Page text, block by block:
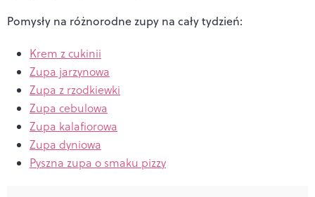
Pomysły na różnorodne zupy na cały tydzień:
Krem z cukinii
Zupa jarzynowa
Zupa z rzodkiewki
Zupa cebulowa
Zupa kalafiorowa
Zupa dyniowa
Pyszna zupa o smaku pizzy